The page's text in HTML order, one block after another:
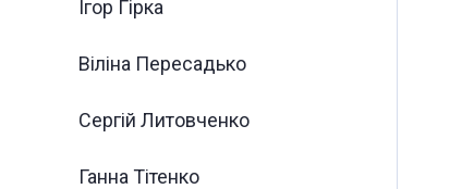
Ігор Гірка
Віліна Пересадько
Сергій Литовченко
Ганна Тітенко